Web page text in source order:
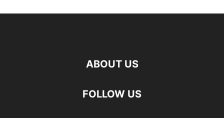
ABOUT US
FOLLOW US